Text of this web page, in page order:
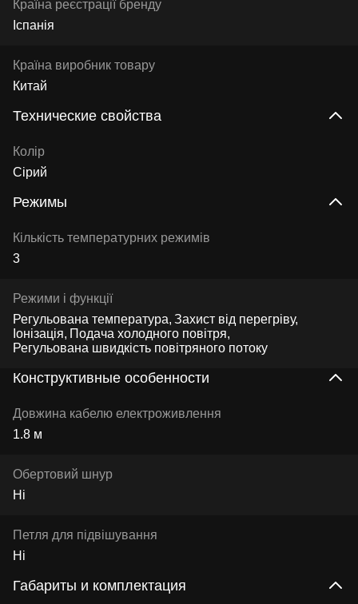
Країна реєстрації бренду
Іспанія
Країна виробник товару
Китай
Технические свойства
Колір
Сірий
Режимы
Кількість температурних режимів
3
Режими і функції
Регульована температура Захист від перегріву
Іонізація Подача холодного повітря
Регульована швидкість повітряного потоку
Конструктивные особенности
Довжина кабелю електроживлення
1.8 м
Обертовий шнур
Ні
Петля для підвішування
Ні
Габариты и комплектация